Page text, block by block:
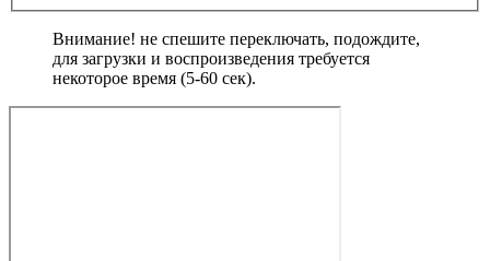
Внимание! не спешите переключать, подождите,
для загрузки и воспроизведения требуется
некоторое время (5-60 сек).